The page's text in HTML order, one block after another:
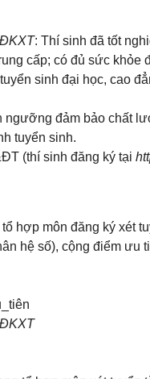
: Thí sinh đã tốt
cấp; có đủ sức khỏe
sinh đại học, cao
đảm bảo chất
tuyển sinh.
(thí sinh đăng ký tại
hợp môn đăng ký xét
hệ số), cộng điểm ưu